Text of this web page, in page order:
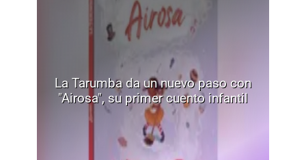
La Tarumba da un nuevo paso con
"Airosa", su primer cuento infantil